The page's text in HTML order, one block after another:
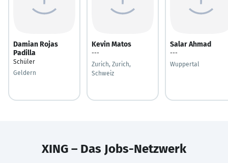
Damian Rojas
Padilla
Schüler
Geldern
Kevin Matos
---
Zurich, Zurich,
Schweiz
Salar Ahmad
---
Wuppertal
XING – Das Jobs-Netzwerk